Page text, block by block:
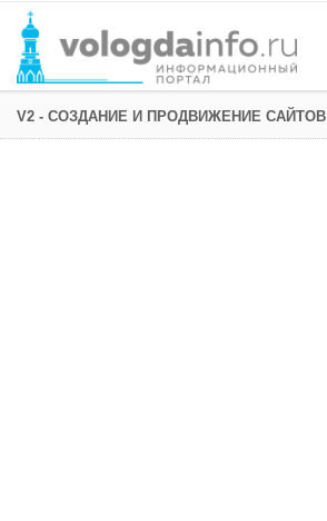
V2 - СОЗДАНИЕ И ПРОДВИЖЕНИЕ САЙТОВ